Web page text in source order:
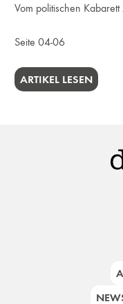
Vom politischen
Seite 04-06
ARTIKEL LESEN